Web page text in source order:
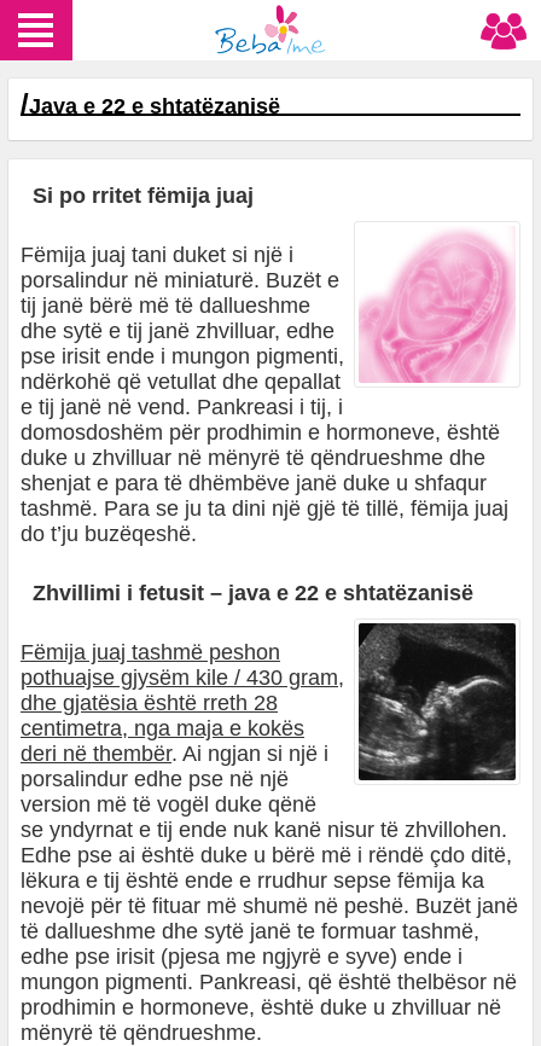
/Java e 22 e shtatëzanisë
Si po rritet fëmija juaj
Fëmija juaj tani duket si një i
porsalindur në miniaturë. Buzët e
tij janë bërë më të dallueshme
dhe sytë e tij janë zhvilluar, edhe
pse irisit ende i mungon pigmenti,
ndërkohë që vetullat dhe qepallat
e tij janë në vend. Pankreasi i tij, i
domosdoshëm për prodhimin e hormoneve, është
duke u zhvilluar në mënyrë të qëndrueshme dhe
shenjat e para të dhëmbëve janë duke u shfaqur
tashmë. Para se ju ta dini një gjë të tillë, fëmija juaj
do t’ju buzëqeshë.
Zhvillimi i fetusit – java e 22 e shtatëzanisë
Fëmija juaj tashmë peshon
pothuajse gjysëm kile / 430 gram,
dhe gjatësia është rreth 28
centimetra, nga maja e kokës
deri në thembër. Ai ngjan si një i
porsalindur edhe pse në një
version më të vogël duke qënë
se yndyrnat e tij ende nuk kanë nisur të zhvillohen.
Edhe pse ai është duke u bërë më i rëndë çdo ditë,
lëkura e tij është ende e rrudhur sepse fëmija ka
nevojë për të fituar më shumë në peshë. Buzët janë
të dallueshme dhe sytë janë te formuar tashmë,
edhe pse irisit (pjesa me ngjyrë e syve) ende i
mungon pigmenti. Pankreasi, që është thelbësor në
prodhimin e hormoneve, është duke u zhvilluar në
mënyrë të qëndrueshme.